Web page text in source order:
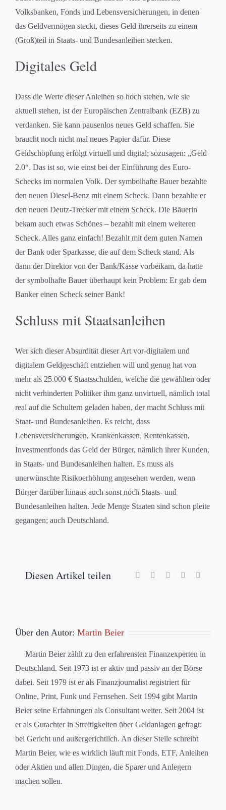
Volksbanken, Fonds und Lebensversicherungen, in denen
das Geldvermögen steckt, dieses Geld ihrerseits zu einem
(Groß)teil in Staats- und Bundesanleihen stecken.
Digitales Geld
Dass die Werte dieser Anleihen so hoch stehen, wie sie
aktuell stehen, ist der Europäischen Zentralbank (EZB) zu
verdanken. Sie kann pausenlos neues Geld schaffen. Sie
braucht noch nicht mal neues Papier dafür. Diese
Geldschöpfung erfolgt virtuell und digital; sozusagen: „Geld
2.0“. Das ist so, wie einst bei der Einführung des Euro-
Schecks im normalen Volk. Der symbolhafte Bauer bezahlte
den neuen Diesel-Benz mit einem Scheck. Dann bezahlte er
den neuen Deutz-Trecker mit einem Scheck. Die Bäuerin
bekam auch etwas Schönes – bezahlt mit einem weiteren
Scheck. Alles ganz einfach! Bezahlt mit dem guten Namen
der Bank oder Sparkasse, die auf dem Scheck stand. Als
dann der Direktor von der Bank/Kasse vorbeikam, da hatte
der symbolhafte Bauer überhaupt kein Problem: Er gab dem
Banker einen Scheck seiner Bank!
Schluss mit Staatsanleihen
Wer sich dieser Absurdität dieser Art vor-digitalem und
digitalem Geldgeschäft entziehen will und genug hat von
mehr als 25.000 € Staatsschulden, welche die gewählten oder
nicht verhinderten Politiker ihm ganz unvirtuell, nämlich total
real auf die Schultern geladen haben, der macht Schluss mit
Staat- und Bundesanleihen. Es reicht, dass
Lebensversicherungen, Krankenkassen, Rentenkassen,
Investmentfonds das Geld der Bürger, nämlich ihrer Kunden,
in Staats- und Bundesanleihen halten. Es muss als
unerwünschte Risikoerhöhung angesehen werden, wenn
Bürger darüber hinaus auch sonst noch Staats- und
Bundesanleihen halten. Jede Menge Staaten sind schon pleite
gegangen; auch Deutschland.
Diesen Artikel teilen Facebook LinkedInWhatsApp
Über den Autor: Martin Beier
Martin Beier zählt zu den erfahrensten Finanzexperten in
Deutschland. Seit 1973 ist er aktiv und passiv an der Börse
dabei. Seit 1979 ist er als Finanzjournalist registriert für
Online, Print, Funk und Fernsehen. Seit 1994 gibt Martin
Beier seine Erfahrungen als Consultant weiter. Seit 2004 ist
er als Gutachter in Streitigkeiten über Geldanlagen gefragt:
bei Gericht und außergerichtlich. An dieser Stelle schreibt
Martin Beier, wie es wirklich läuft mit Fonds, ETF, Anleihen
oder Aktien und allen Dingen, die Sparer und Anlegern
machen sollen.